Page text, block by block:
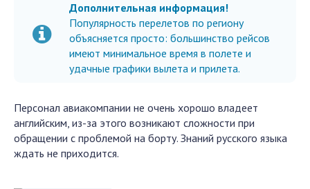
Дополнительная информация!
Популярность перелетов по региону
объясняется просто: большинство рейсов
имеют минимальное время в полете и
удачные графики вылета и прилета.
Персонал авиакомпании не очень хорошо владеет
английским, из-за этого возникают сложности при
обращении с проблемой на борту. Знаний русского языка
ждать не приходится.